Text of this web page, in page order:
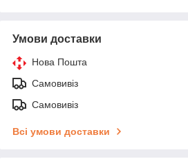
Умови доставки
Нова Пошта
Самовивіз
Самовивіз
Всі умови доставки